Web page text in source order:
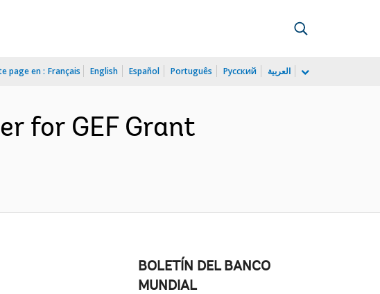
page en : Français English Español Português Русский العربية
for GEF Grant
BOLETÍN DEL BANCO
MUNDIAL